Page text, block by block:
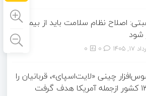
اصلاح نظام سلامت باید از بیمه‌ها
شود
۱۴۰۵ 0
چینی «لایت‌اسپای»، قربانیان را